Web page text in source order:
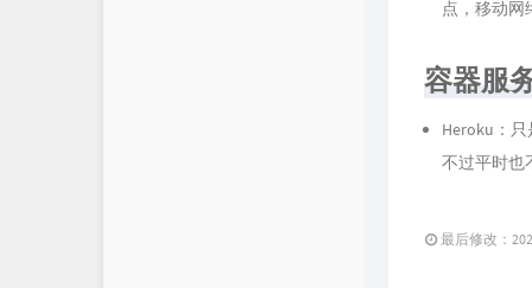
点，移动
容器服
Heroku：
不过平时也
最后修改：